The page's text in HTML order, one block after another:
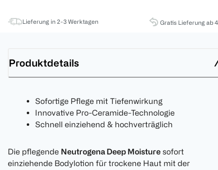
Lieferung in 2-3 Werktagen Gratis Lieferung ab
Produktdetails
Sofortige Pflege mit Tiefenwirkung
Innovative Pro-Ceramide-Technologie
Schnell einziehend & hochverträglich
Die pflegende Neutrogena Deep Moisture sofort
einziehende Bodylotion für trockene Haut mit der